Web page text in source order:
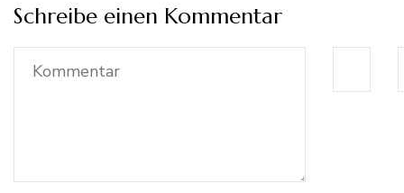
Schreibe einen Kommentar